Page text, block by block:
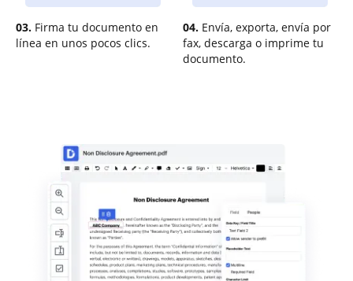
03. Firma tu documento en
línea en unos pocos clics.
04. Envía, exporta, envía por
fax, descarga o imprime tu
documento.